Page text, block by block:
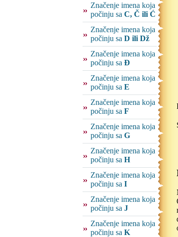
Značenje imena koja
počinju sa C, Č ili Ć
Značenje imena koja
počinju sa D ili Dž
Značenje imena koja
počinju sa Đ
Značenje imena koja
počinju sa E
Značenje imena koja
počinju sa F
Značenje imena koja
počinju sa G
Značenje imena koja
počinju sa H
Značenje imena koja
počinju sa I
Značenje imena koja
počinju sa J
Značenje imena koja
počinju sa K